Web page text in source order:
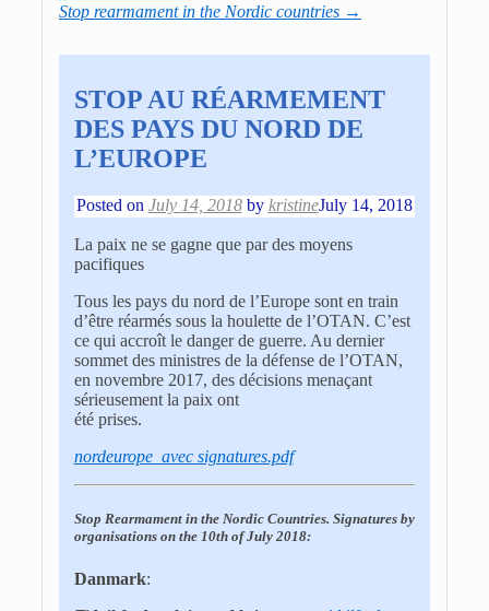
Stop rearmament in the Nordic countries →
STOP AU RÉARMEMENT
DES PAYS DU NORD DE
L’EUROPE
Posted on July 14, 2018 by kristineJuly 14, 2018
La paix ne se gagne que par des moyens
pacifiques
Tous les pays du nord de l’Europe sont en train
d’être réarmés sous la houlette de l’OTAN. C’est
ce qui accroît le danger de guerre. Au dernier
sommet des ministres de la défense de l’OTAN,
en novembre 2017, des décisions menaçant
sérieusement la paix ont
été prises.
nordeurope_avec signatures.pdf
Stop Rearmament in the Nordic Countries. Signatures by
organisations on the 10th of July 2018:
Danmark: